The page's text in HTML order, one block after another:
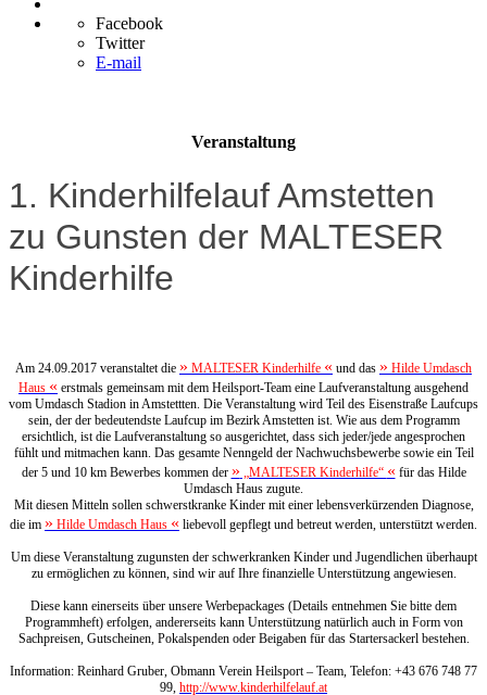
Facebook
Twitter
E-mail
Veranstaltung
1. Kinderhilfelauf Amstetten
zu Gunsten der MALTESER
Kinderhilfe
Am 24.09.2017 veranstaltet die » MALTESER Kinderhilfe « und das » Hilde Umdasch
Haus « erstmals gemeinsam mit dem Heilsport-Team eine Laufveranstaltung ausgehend
vom Umdasch Stadion in Amstettten. Die Veranstaltung wird Teil des Eisenstraße Laufcups
sein, der der bedeutendste Laufcup im Bezirk Amstetten ist. Wie aus dem Programm
ersichtlich, ist die Laufveranstaltung so ausgerichtet, dass sich jeder/jede angesprochen
fühlt und mitmachen kann. Das gesamte Nenngeld der Nachwuchsbewerbe sowie ein Teil
der 5 und 10 km Bewerbes kommen der » „MALTESER Kinderhilfe“ « für das Hilde
Umdasch Haus zugute.
Mit diesen Mitteln sollen schwerstkranke Kinder mit einer lebensverkürzenden Diagnose,
die im » Hilde Umdasch Haus « liebevoll gepflegt und betreut werden, unterstützt werden.
Um diese Veranstaltung zugunsten der schwerkranken Kinder und Jugendlichen überhaupt
zu ermöglichen zu können, sind wir auf Ihre finanzielle Unterstützung angewiesen.
Diese kann einerseits über unsere Werbepackages (Details entnehmen Sie bitte dem
Programmheft) erfolgen, andererseits kann Unterstützung natürlich auch in Form von
Sachpreisen, Gutscheinen, Pokalspenden oder Beigaben für das Startersackerl bestehen.
Information: Reinhard Gruber, Obmann Verein Heilsport – Team, Telefon: +43 676 748 77
99, http://www.kinderhilfelauf.at